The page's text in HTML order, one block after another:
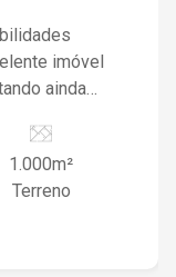
imóvel
ainda
outra
piscina ou
1.000m²
Terreno